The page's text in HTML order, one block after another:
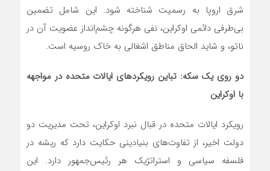
شرق اروپا به رسمیت شناخته شود. این شامل تضمین
بی‌طرفی دائمی اوکراین، نفی هرگونه چشم‌انداز عضویت آن در
ناتو، و شاید الحاق مناطق اشغالی به خاک روسیه است.
دو روی یک سکه: تباین رویکردهای ایالات متحده در مواجهه
با اوکراین
رویکرد ایالات متحده در قبال نبرد اوکراین، تحت مدیریت دو
دولت اخیر، از تفاوت‌های بنیادینی حکایت دارد که ریشه در
فلسفه سیاسی و استراتژیک هر رئیس‌جمهور دارد. این